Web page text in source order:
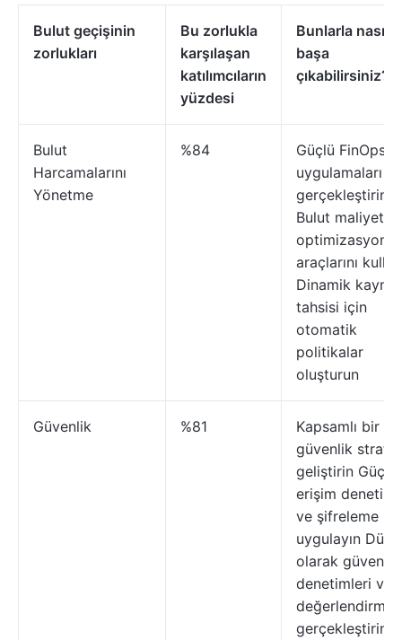
Bulut geçişinin
zorlukları
Bu zorlukla
karşılaşan
katılımcıların
yüzdesi
Bunlarla nasıl
başa
çıkabilirsiniz?
Bulut
Harcamalarını
Yönetme
%84
Güçlü FinOps
uygulamaları
gerçekleştirin
Bulut maliyet
optimizasyon
araçlarını
Dinamik
tahsisi için
otomatik
politikalar
oluşturun
Güvenlik %81
Kapsamlı bir
güvenlik
geliştirin Güçlü
erişim
ve şifreleme
uygulayın
olarak güvenlik
denetimleri ve
gerçekleştirin